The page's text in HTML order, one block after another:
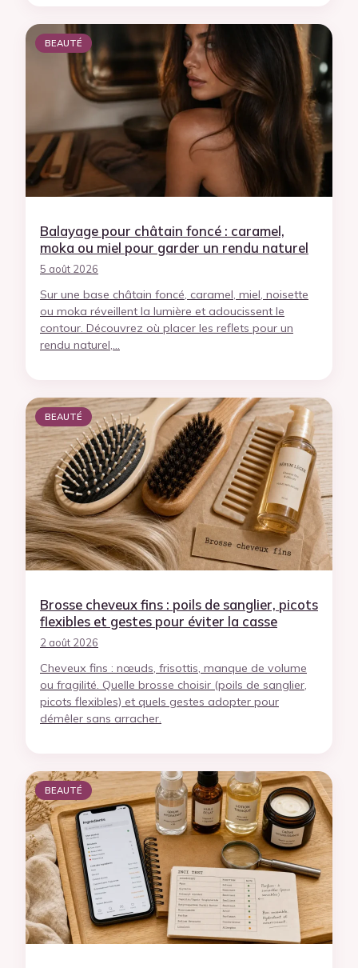
BEAUTÉ
Balayage pour châtain foncé : caramel,
moka ou miel pour garder un rendu naturel
5 août 2026
Sur une base châtain foncé, caramel, miel, noisette
ou moka réveillent la lumière et adoucissent le
contour. Découvrez où placer les reflets pour un
rendu naturel,…
BEAUTÉ
Brosse cheveux fins : poils de sanglier, picots
flexibles et gestes pour éviter la casse
2 août 2026
Cheveux fins : nœuds, frisottis, manque de volume
ou fragilité. Quelle brosse choisir (poils de sanglier,
picots flexibles) et quels gestes adopter pour
démêler sans arracher.
BEAUTÉ